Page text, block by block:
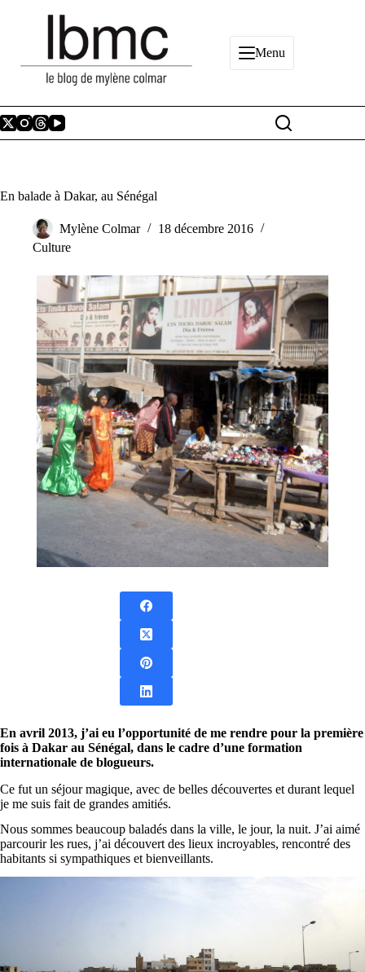
Menu
En balade à Dakar, au Sénégal
Mylène Colmar
18 décembre 2016
Culture
En avril 2013, j’ai eu l’opportunité de me rendre pour la première
fois à Dakar au Sénégal, dans le cadre d’une formation
internationale de blogueurs.
Ce fut un séjour magique, avec de belles découvertes et durant lequel
je me suis fait de grandes amitiés.
Nous sommes beaucoup baladés dans la ville, le jour, la nuit. J’ai aimé
parcourir les rues, j’ai découvert des lieux incroyables, rencontré des
habitants si sympathiques et bienveillants.